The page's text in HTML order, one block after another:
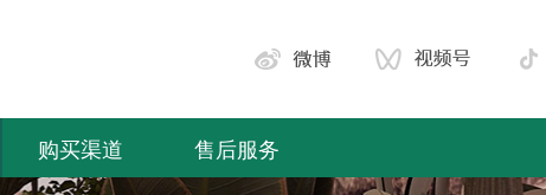
购买渠道 售后服务